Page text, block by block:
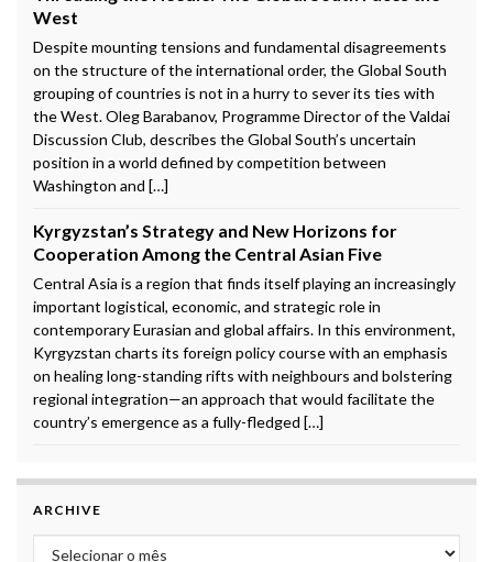
West
Despite mounting tensions and fundamental disagreements
on the structure of the international order, the Global South
grouping of countries is not in a hurry to sever its ties with
the West. Oleg Barabanov, Programme Director of the Valdai
Discussion Club, describes the Global South’s uncertain
position in a world defined by competition between
Washington and […]
Kyrgyzstan’s Strategy and New Horizons for
Cooperation Among the Central Asian Five
Central Asia is a region that finds itself playing an increasingly
important logistical, economic, and strategic role in
contemporary Eurasian and global affairs. In this environment,
Kyrgyzstan charts its foreign policy course with an emphasis
on healing long-standing rifts with neighbours and bolstering
regional integration—an approach that would facilitate the
country’s emergence as a fully-fledged […]
ARCHIVE
Archive